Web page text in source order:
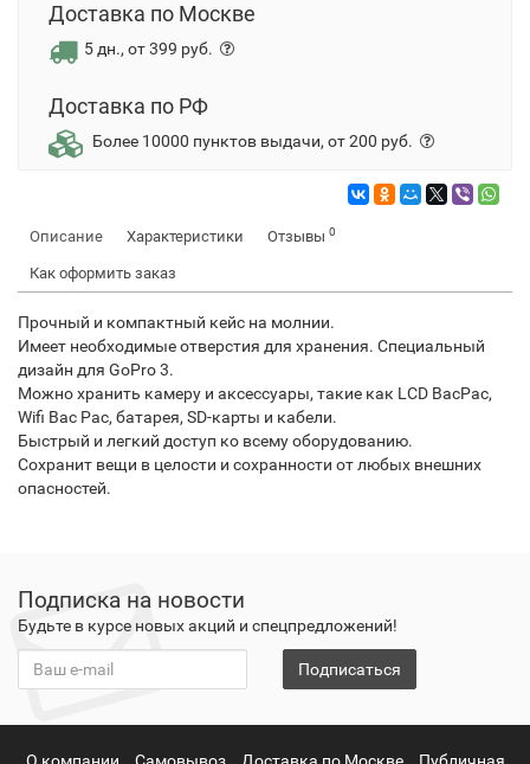
Доставка по Москве
5 дн., от 399 руб.
Доставка по РФ
Более 10000 пунктов выдачи, от 200 руб.
Описание Характеристики Отзывы 0
Как оформить заказ
Прочный и компактный кейс на молнии.
Имеет необходимые отверстия для хранения. Специальный
дизайн для GoPro 3.
Можно хранить камеру и аксессуары, такие как LCD BacPac,
Wifi Bac Pac, батарея, SD-карты и кабели.
Быстрый и легкий доступ ко всему оборудованию.
Сохранит вещи в целости и сохранности от любых внешних
опасностей.
Подписка на новости
Будьте в курсе новых акций и спецпредложений!
Подписаться